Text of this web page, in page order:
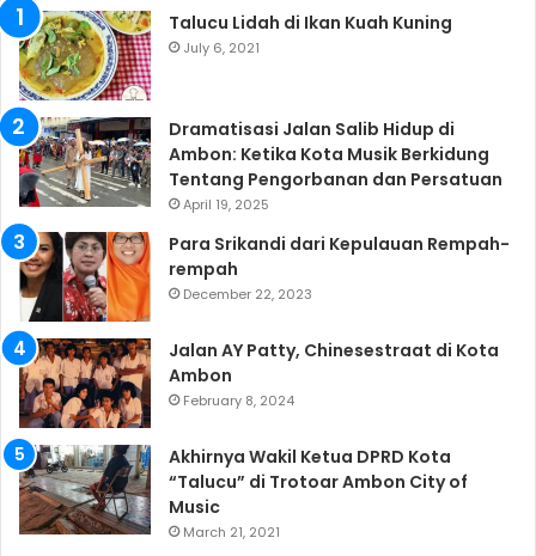
Talucu Lidah di Ikan Kuah Kuning
July 6, 2021
Dramatisasi Jalan Salib Hidup di
Ambon: Ketika Kota Musik Berkidung
Tentang Pengorbanan dan Persatuan
April 19, 2025
Para Srikandi dari Kepulauan Rempah-
rempah
December 22, 2023
Jalan AY Patty, Chinesestraat di Kota
Ambon
February 8, 2024
Akhirnya Wakil Ketua DPRD Kota
“Talucu” di Trotoar Ambon City of
Music
March 21, 2021